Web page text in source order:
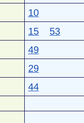
10
15 53
49
29
44